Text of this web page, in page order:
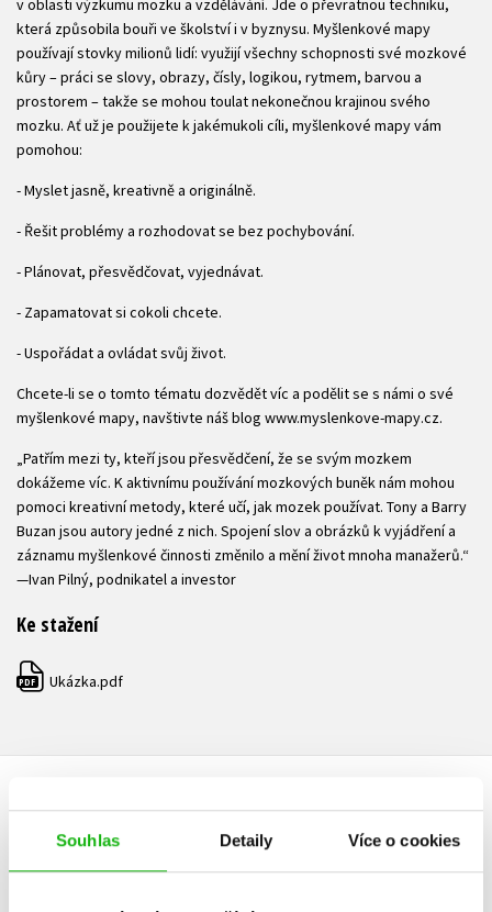
Souhlas Detaily Více o cookies
v oblasti výzkumu mozku a vzdělávání. Jde o převratnou techniku,
která způsobila bouři ve školství i v byznysu. Myšlenkové mapy
používají stovky milionů lidí: využijí všechny schopnosti své mozkové
kůry – práci se slovy, obrazy, čísly, logikou, rytmem, barvou a
prostorem – takže se mohou toulat nekonečnou krajinou svého
mozku. Ať už je použijete k jakémukoli cíli, myšlenkové mapy vám
pomohou:
- Myslet jasně, kreativně a originálně.
- Řešit problémy a rozhodovat se bez pochybování.
- Plánovat, přesvědčovat, vyjednávat.
- Zapamatovat si cokoli chcete.
- Uspořádat a ovládat svůj život.
Chcete-li se o tomto tématu dozvědět víc a podělit se s námi o své
myšlenkové mapy, navštivte náš blog www.myslenkove-mapy.cz.
„Patřím mezi ty, kteří jsou přesvědčení, že se svým mozkem
dokážeme víc. K aktivnímu používání mozkových buněk nám mohou
pomoci kreativní metody, které učí, jak mozek používat. Tony a Barry
Buzan jsou autory jedné z nich. Spojení slov a obrázků k vyjádření a
záznamu myšlenkové činnosti změnilo a mění život mnoha manažerů.“
—Ivan Pilný, podnikatel a investor
Ke stažení
PDF Ukázka.pdf
HODNOCENÍ ČTENÁŘŮ